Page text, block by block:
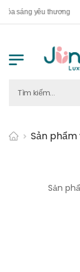
Tỏa sáng yêu thương
Sản
Sản